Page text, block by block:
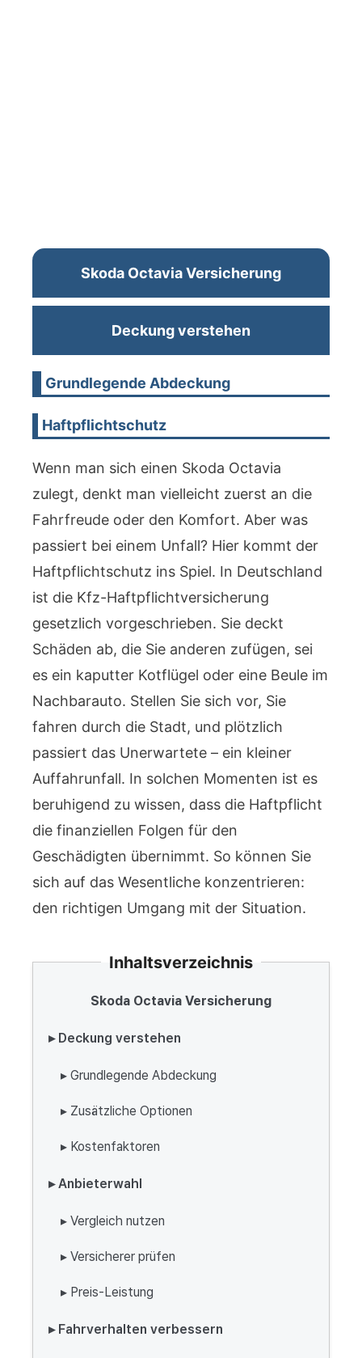
Skoda Octavia Versicherung
Deckung verstehen
Grundlegende Abdeckung
Haftpflichtschutz
Wenn man sich einen Skoda Octavia
zulegt, denkt man vielleicht zuerst an die
Fahrfreude oder den Komfort. Aber was
passiert bei einem Unfall? Hier kommt der
Haftpflichtschutz ins Spiel. In Deutschland
ist die Kfz-Haftpflichtversicherung
gesetzlich vorgeschrieben. Sie deckt
Schäden ab, die Sie anderen zufügen, sei
es ein kaputter Kotflügel oder eine Beule im
Nachbarauto. Stellen Sie sich vor, Sie
fahren durch die Stadt, und plötzlich
passiert das Unerwartete – ein kleiner
Auffahrunfall. In solchen Momenten ist es
beruhigend zu wissen, dass die Haftpflicht
die finanziellen Folgen für den
Geschädigten übernimmt. So können Sie
sich auf das Wesentliche konzentrieren:
den richtigen Umgang mit der Situation.
Inhaltsverzeichnis
Skoda Octavia Versicherung
▸ Deckung verstehen
▸ Grundlegende Abdeckung
▸ Zusätzliche Optionen
▸ Kostenfaktoren
▸ Anbieterwahl
▸ Vergleich nutzen
▸ Versicherer prüfen
▸ Preis-Leistung
▸ Fahrverhalten verbessern